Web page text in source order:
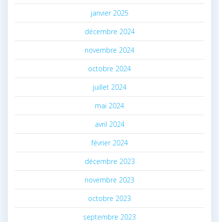
janvier 2025
décembre 2024
novembre 2024
octobre 2024
juillet 2024
mai 2024
avril 2024
février 2024
décembre 2023
novembre 2023
octobre 2023
septembre 2023